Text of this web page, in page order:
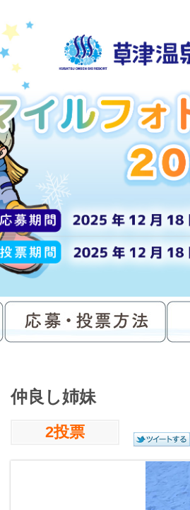
仲良し姉妹
2投票